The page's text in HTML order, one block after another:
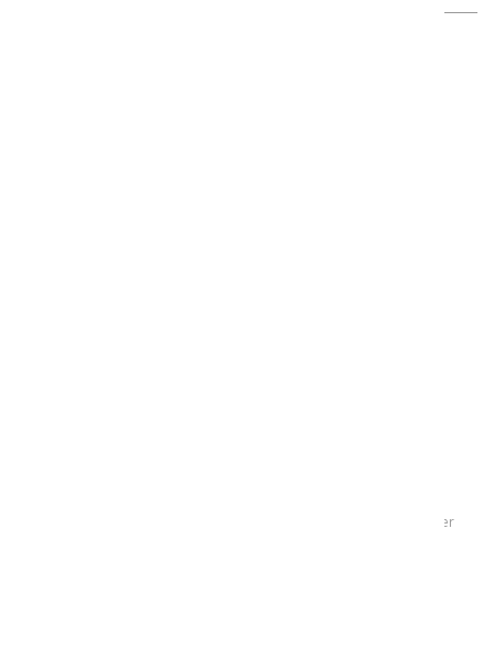
Notre site est constamment mis à jour, n'hésitez pas à le consulter